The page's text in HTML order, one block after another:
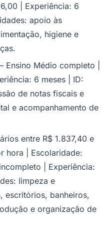
| Experiência: 6
apoio às
higiene e
Médio completo |
6 meses | ID:
de notas fiscais e
e acompanhamento de
entre R$ 1.837,40 e
hora | Escolaridade:
| Experiência:
limpeza e
escritórios, banheiros,
e organização de